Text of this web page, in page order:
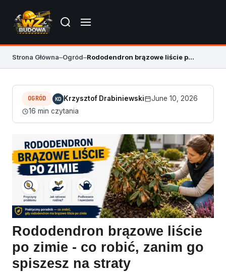
Strona Główna–Ogród– Rododendron brązowe liście po zimie – kiedy ciąć, a kiedy czekać
OGRÓD KD Krzysztof Drabiniewski
June 10, 2026
16 min czytania
Rododendron brązowe liście
po zimie - co robić, zanim go
spiszesz na straty